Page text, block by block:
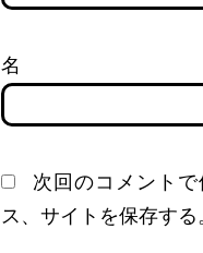
次回のコメント
ス、サイトを保存する